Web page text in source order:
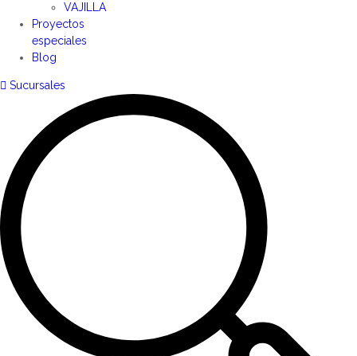
VAJILLA
Proyectos
especiales
Blog
Sucursales